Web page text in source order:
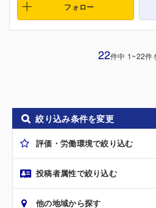
フォロー
22件中 1~22件
絞り込み条件を変更
評価・労働環境で絞り込む
投稿者属性で絞り込む
他の地域から探す